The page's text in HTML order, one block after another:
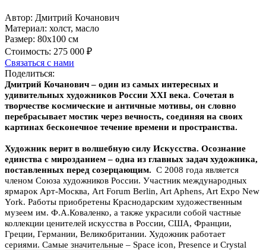
Автор: Дмитрий Кочанович
Материал: холст, масло
Размер: 80х100 см
Стоимость: 275 000 ₽
Связаться с нами
Поделиться:
Дмитрий Кочанович – один из самых интересных и
удивительных художников России XXI века. Сочетая в
творчестве космические и античные мотивы, он словно
перебрасывает мостик через вечность, соединяя на своих
картинах бесконечное течение времени и пространства.
Художник верит в волшебную силу Искусства. Осознание
единства с мирозданием – одна из главных задач художника,
поставленных перед созерцающим. C 2008 года является
членом Союза художников России. Участник международных
ярмарок Арт-Москва, Art Forum Berlin, Art Aphens, Art Expo New
York. Работы приобретены Краснодарским художественным
музеем им. Ф.А.Коваленко, а также украсили собой частные
коллекции ценителей искусства в России, США, Франции,
Греции, Германии, Великобритании. Художник работает
сериями. Самые значительные – Space icon, Presence и Crystal